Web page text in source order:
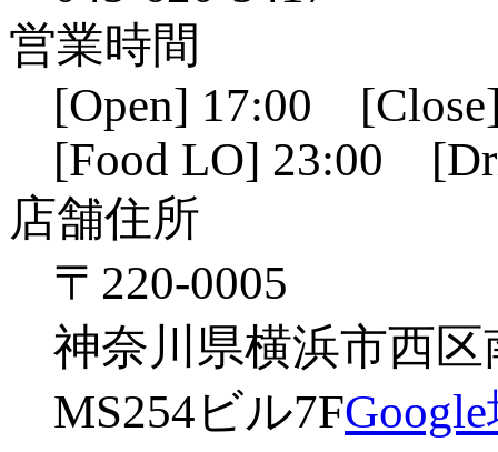
営業時間
[Open] 17:00
[Food LO] 23:00
店舗住所
〒220-0005
神奈川県横浜市西区
MS254ビル7F